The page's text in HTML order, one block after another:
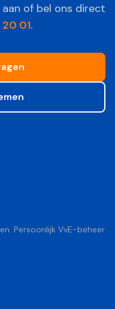
of bel ons direct
01.
Persoonlijk VvE-beheer